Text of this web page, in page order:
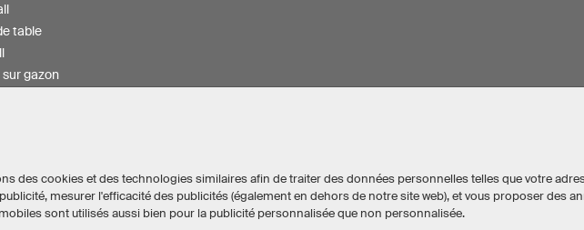
table
gazon
des cookies et des technologies similaires afin de traiter des données personnelles telles que votre
mesurer l'efficacité des publicités (également en dehors de notre site web), et vous proposer des
sont utilisés aussi bien pour la publicité personnalisée que non personnalisée.